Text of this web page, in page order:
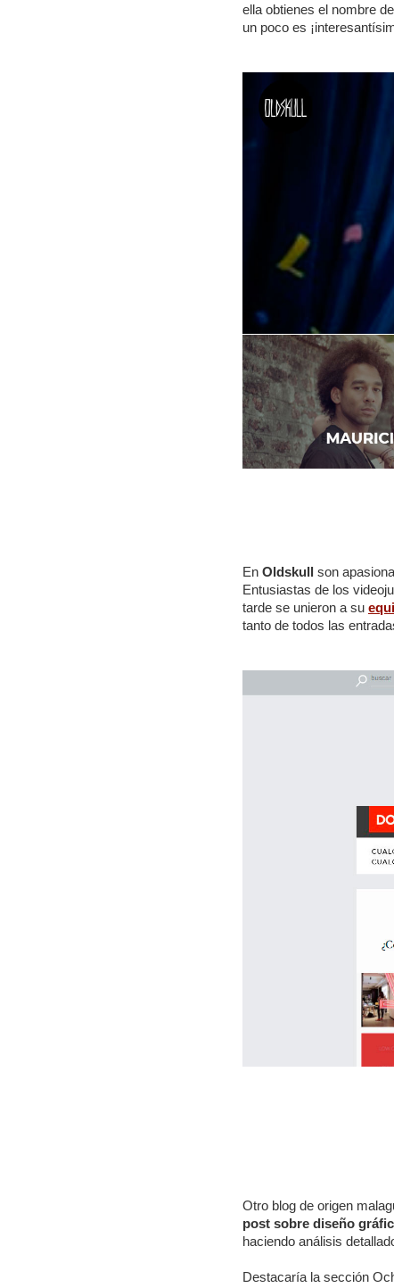
ella obtienes el nombre
un poco es
En Oldskull son
Entusiastas de los
tarde se unieron a su
tanto de todos las
Otro blog de origen
post sobre diseño
haciendo análisis
Destacaría la sección